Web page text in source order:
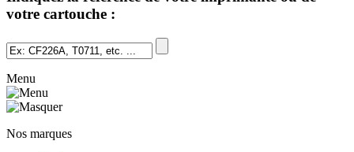
votre cartouche :
Menu
Nos marques